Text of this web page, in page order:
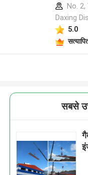
प्रोफ़ाइल
No.
Daxing
5.0
सबसे